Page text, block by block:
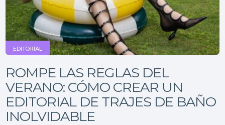
EDITORIAL
ROMPE LAS REGLAS DEL
VERANO: CÓMO CREAR UN
EDITORIAL DE TRAJES DE BAÑO
INOLVIDABLE